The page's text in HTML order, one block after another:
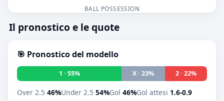
BALL POSSESSION
Il pronostico e le quote
🎯 Pronostico del modello
1 · 55% X · 23% 2 · 22%
Over 2.5 46%Under 2.5 54%Gol 46%Gol attesi 1.6-0.9